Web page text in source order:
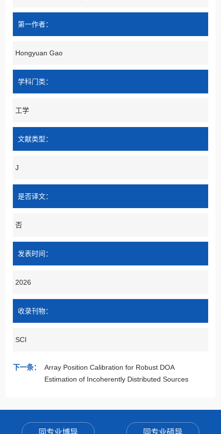
第一作者：
Hongyuan Gao
学科门类：
工学
文献类型：
J
是否译文：
否
发表时间：
2026
收录刊物：
SCI
下一条：
Array Position Calibration for Robust DOA
Estimation of Incoherently Distributed Sources
同专业博导 同专业硕导